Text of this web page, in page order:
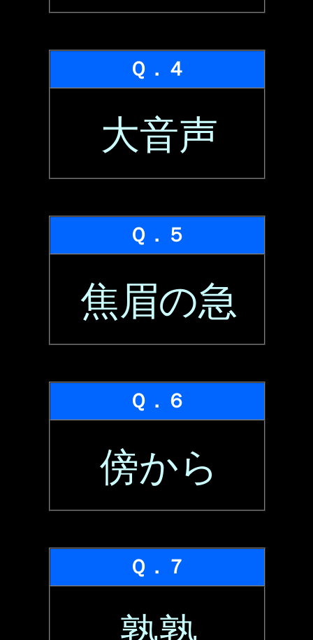
Ｑ．４
大音声
Ｑ．５
焦眉の急
Ｑ．６
傍から
Ｑ．７